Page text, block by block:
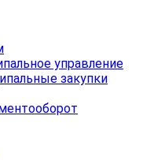
управление
закупки